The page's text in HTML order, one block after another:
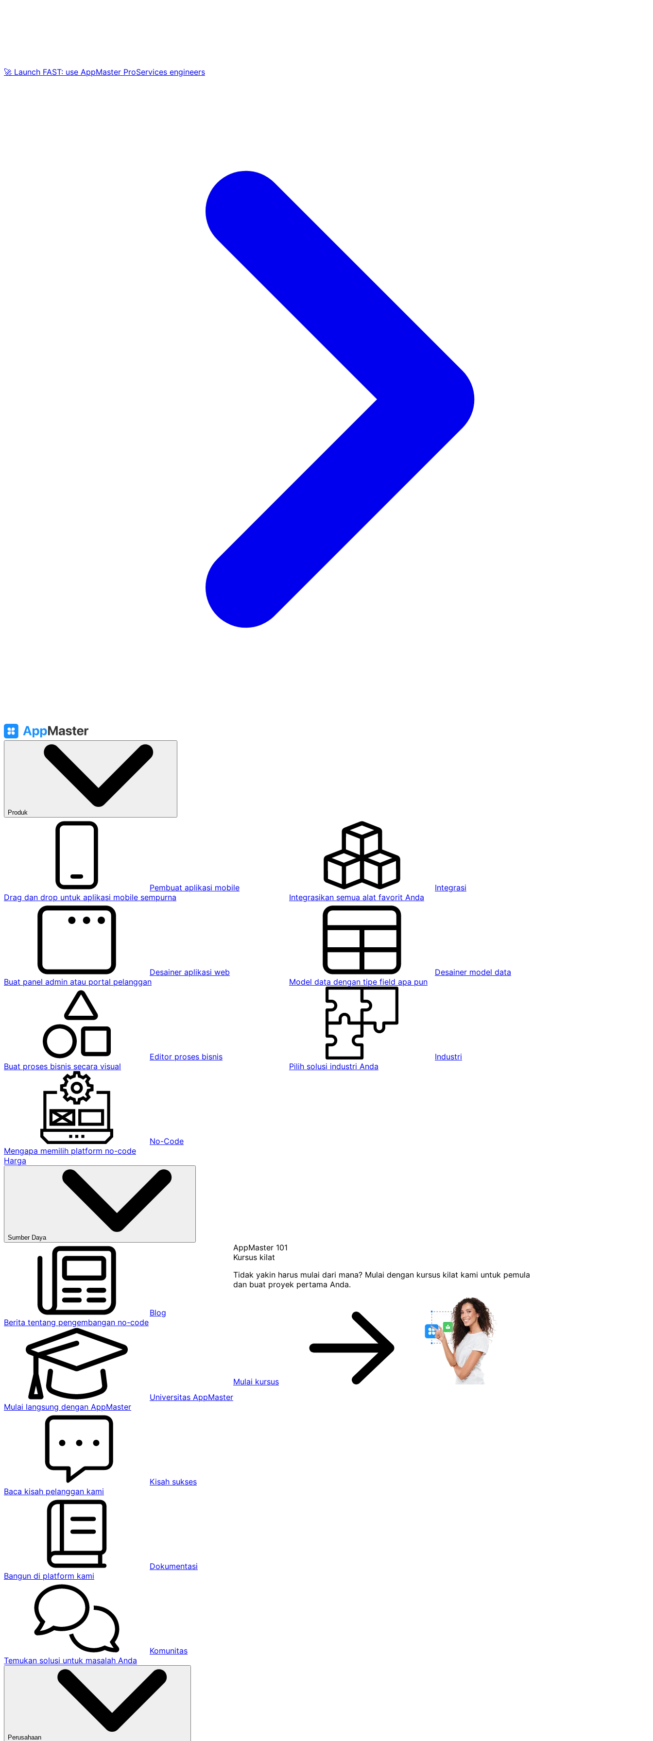
🚀 Launch FAST: use AppMaster ProServices engineers
Produk
Pembuat aplikasi mobile
Drag dan drop untuk aplikasi mobile sempurna
Integrasi
Integrasikan semua alat favorit Anda
Desainer aplikasi web
Buat panel admin atau portal pelanggan
Desainer model data
Model data dengan tipe field apa pun
Editor proses bisnis
Buat proses bisnis secara visual
Industri
Pilih solusi industri Anda
No-Code
Mengapa memilih platform no-code
Harga
Sumber Daya
Blog
Berita tentang pengembangan no-code
Universitas AppMaster
Mulai langsung dengan AppMaster
Kisah sukses
Baca kisah pelanggan kami
Dokumentasi
Bangun di platform kami
Komunitas
Temukan solusi untuk masalah Anda
AppMaster 101
Kursus kilat
Tidak yakin harus mulai dari mana? Mulai dengan kursus kilat kami untuk pemula
dan buat proyek pertama Anda.
Mulai kursus
Perusahaan